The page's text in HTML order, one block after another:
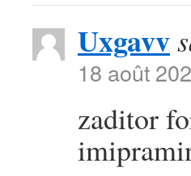
Uxgavv
18 août
zaditor